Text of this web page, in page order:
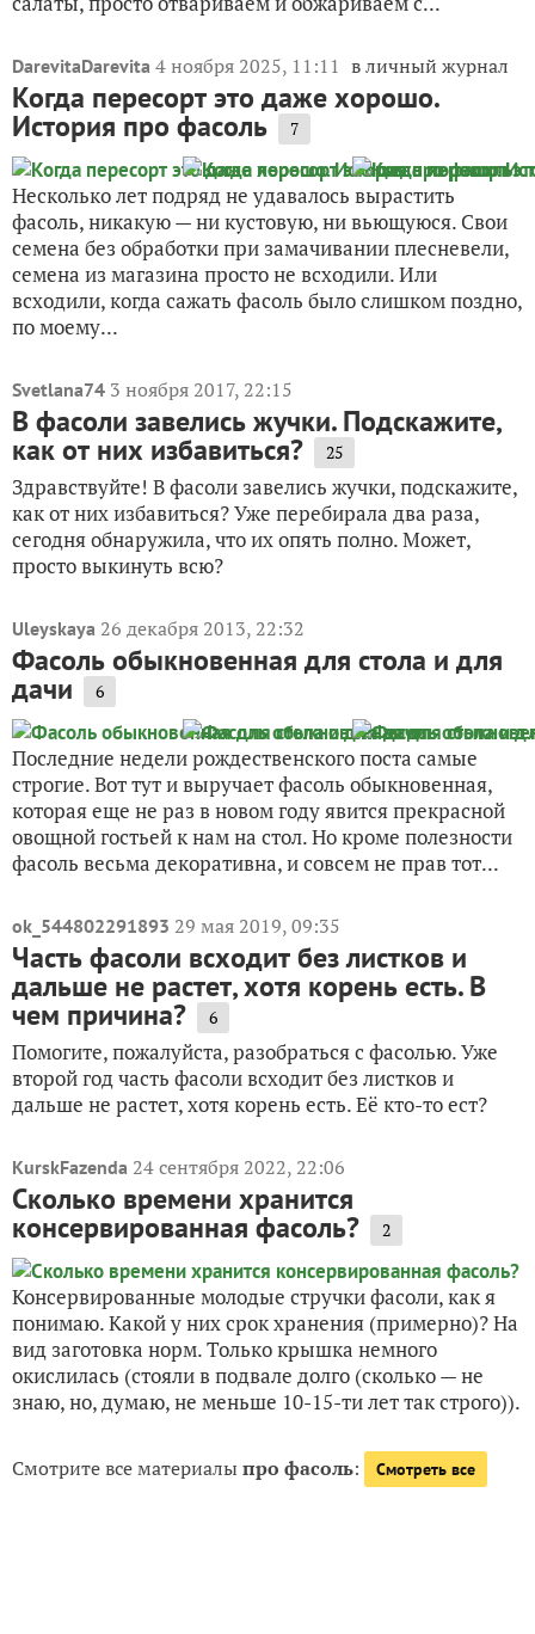
DarevitaDarevita 4 ноября 2025, 11:11 в личный журнал
Когда пересорт это даже хорошо.
История про фасоль 7
Несколько лет подряд не удавалось вырастить
фасоль, никакую — ни кустовую, ни вьющуюся. Свои
семена без обработки при замачивании плесневели,
семена из магазина просто не всходили. Или
всходили, когда сажать фасоль было слишком поздно,
по моему...
Svetlana74 3 ноября 2017, 22:15
В фасоли завелись жучки. Подскажите,
как от них избавиться? 25
Здравствуйте! В фасоли завелись жучки, подскажите,
как от них избавиться? Уже перебирала два раза,
сегодня обнаружила, что их опять полно. Может,
просто выкинуть всю?
Uleyskaya 26 декабря 2013, 22:32
Фасоль обыкновенная для стола и для
дачи 6
Последние недели рождественского поста самые
строгие. Вот тут и выручает фасоль обыкновенная,
которая еще не раз в новом году явится прекрасной
овощной гостьей к нам на стол. Но кроме полезности
фасоль весьма декоративна, и совсем не прав тот...
ok_544802291893 29 мая 2019, 09:35
Часть фасоли всходит без листков и
дальше не растет, хотя корень есть. В
чем причина? 6
Помогите, пожалуйста, разобраться с фасолью. Уже
второй год часть фасоли всходит без листков и
дальше не растет, хотя корень есть. Её кто-то ест?
KurskFazenda 24 сентября 2022, 22:06
Сколько времени хранится
консервированная фасоль? 2
Консервированные молодые стручки фасоли, как я
понимаю. Какой у них срок хранения (примерно)? На
вид заготовка норм. Только крышка немного
окислилась (стояли в подвале долго (сколько — не
знаю, но, думаю, не меньше 10-15-ти лет так строго)).
Смотрите все материалыпро фасоль: Смотреть все